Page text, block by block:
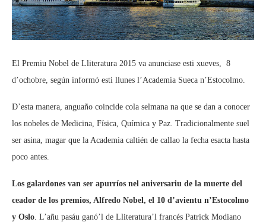
El Premiu Nobel de Lliteratura 2015 va anunciase esti xueves, 8
d’ochobre, según informó esti llunes l’Academia Sueca n’Estocolmo.
D’esta manera, anguaño coincide cola selmana na que se dan a conocer
los nobeles de Medicina, Física, Química y Paz. Tradicionalmente suel
ser asina, magar que la Academia caltién de callao la fecha esacta hasta
poco antes.
Los galardones van ser apurríos nel aniversariu de la muerte del
ceador de los premios, Alfredo Nobel, el 10 d’avientu n’Estocolmo
y Oslo . L’añu pasáu ganó’l de Lliteratura’l francés Patrick Modiano